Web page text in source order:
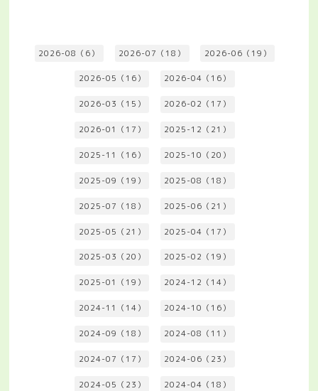
2026-08（6） 2026-07（18） 2026-06（19）
2026-05（16） 2026-04（16）
2026-03（15） 2026-02（17）
2026-01（17） 2025-12（21）
2025-11（16） 2025-10（20）
2025-09（19） 2025-08（18）
2025-07（18） 2025-06（21）
2025-05（21） 2025-04（17）
2025-03（20） 2025-02（19）
2025-01（19） 2024-12（14）
2024-11（14） 2024-10（16）
2024-09（18） 2024-08（11）
2024-07（17） 2024-06（23）
2024-05（23） 2024-04（18）